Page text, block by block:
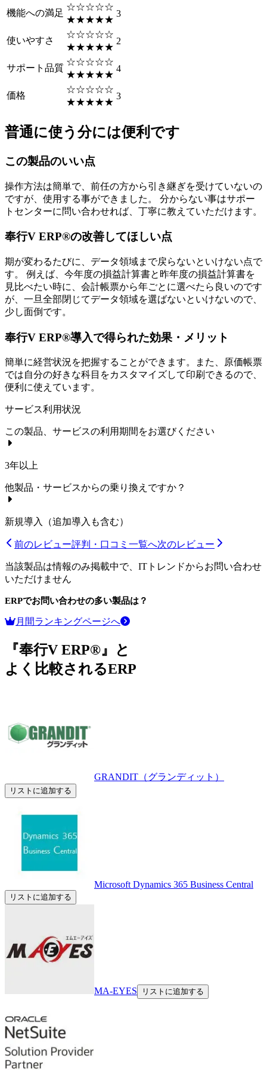
機能への満足
☆☆☆☆☆
★★★★★
3
使いやすさ
☆☆☆☆☆
★★★★★
2
サポート品質
☆☆☆☆☆
★★★★★
4
価格
☆☆☆☆☆
★★★★★
3
普通に使う分には便利です
この製品のいい点
操作方法は簡単で、前任の方から引き継ぎを受けていないの
ですが、使用する事ができました。 分からない事はサポー
トセンターに問い合わせれば、丁寧に教えていただけます。
奉行V ERP®の改善してほしい点
期が変わるたびに、データ領域まで戻らないといけない点で
す。 例えば、今年度の損益計算書と昨年度の損益計算書を
見比べたい時に、会計帳票から年ごとに選べたら良いのです
が、一旦全部閉じてデータ領域を選ばないといけないので、
少し面倒です。
奉行V ERP®導入で得られた効果・メリット
簡単に経営状況を把握することができます。また、原価帳票
では自分の好きな科目をカスタマイズして印刷できるので、
便利に使えています。
サービス利用状況
この製品、サービスの利用期間をお選びください
3年以上
他製品・サービスからの乗り換えですか？
新規導入（追加導入も含む）
前のレビュー評判・口コミ一覧へ次のレビュー
当該製品は情報のみ掲載中で、ITトレンドからお問い合わせ
いただけません
ERPでお問い合わせの多い製品は？
月間ランキングページへ
『奉行V ERP®』と
よく比較されるERP
GRANDIT（グランディット）
リストに追加する
Microsoft Dynamics 365 Business Central
リストに追加する
MA-EYES リストに追加する